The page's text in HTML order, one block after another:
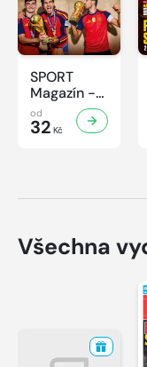
SPORT
Magazín -
31/2026
od
32 Kč
Všechna